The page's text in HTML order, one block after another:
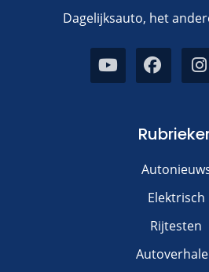
Dagelijksauto, het
Elektrisch
Rijtesten